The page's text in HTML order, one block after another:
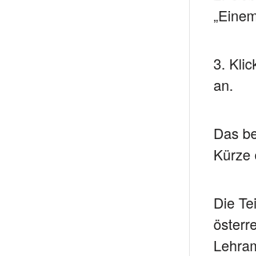
3.
an.
Das
Kürze
Die